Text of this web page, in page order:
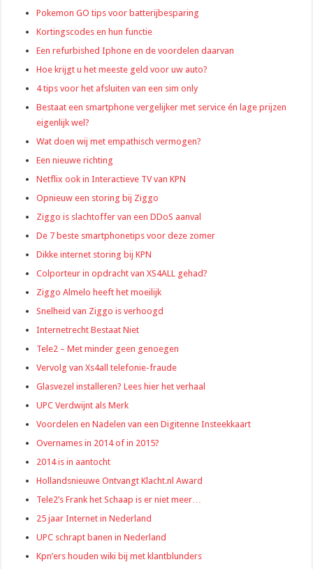
Pokemon GO tips voor batterijbesparing
Kortingscodes en hun functie
Een refurbished Iphone en de voordelen daarvan
Hoe krijgt u het meeste geld voor uw auto?
4 tips voor het afsluiten van een sim only
Bestaat een smartphone vergelijker met service én lage prijzen
eigenlijk wel?
Wat doen wij met empathisch vermogen?
Een nieuwe richting
Netflix ook in Interactieve TV van KPN
Opnieuw een storing bij Ziggo
Ziggo is slachtoffer van een DDoS aanval
De 7 beste smartphonetips voor deze zomer
Dikke internet storing bij KPN
Colporteur in opdracht van XS4ALL gehad?
Ziggo Almelo heeft het moeilijk
Snelheid van Ziggo is verhoogd
Internetrecht Bestaat Niet
Tele2 – Met minder geen genoegen
Vervolg van Xs4all telefonie-fraude
Glasvezel installeren? Lees hier het verhaal
UPC Verdwijnt als Merk
Voordelen en Nadelen van een Digitenne Insteekkaart
Overnames in 2014 of in 2015?
2014 is in aantocht
Hollandsnieuwe Ontvangt Klacht.nl Award
Tele2’s Frank het Schaap is er niet meer…
25 jaar Internet in Nederland
UPC schrapt banen in Nederland
Kpn’ers houden wiki bij met klantblunders